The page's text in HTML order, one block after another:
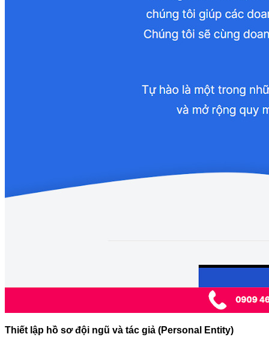
Thiết lập hồ sơ đội ngũ và tác giả (Personal Entity)